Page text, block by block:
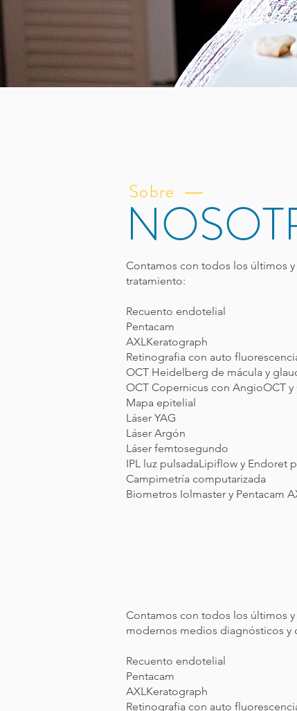
Sobre —
Contamos con todos los últimos
tratamiento:
Recuento endotelial
Pentacam
AXLKeratograph
Retinografia con auto
OCT Heidelberg de mácula y
OCT Copernicus con AngioOCT
Mapa epitelial
Láser YAG
Láser Argón
Láser femtosegundo
IPL luz pulsadaLipiflow y Endoret
Campimetría computarizada
Biometros Iolmaster y Pentacam
Contamos con todos los últimos y
modernos medios diagnósticos y
Recuento endotelial
Pentacam
AXLKeratograph
Retinografia con auto